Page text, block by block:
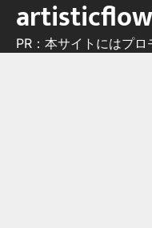
Skip
content
PR：本サイトにはプ